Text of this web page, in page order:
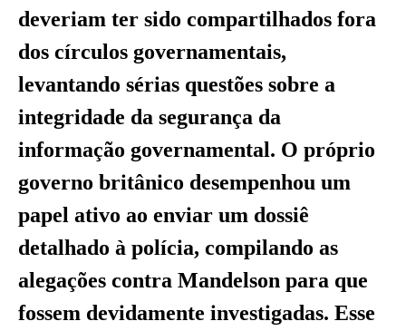
deveriam ter sido compartilhados fora
dos círculos governamentais,
levantando sérias questões sobre a
integridade da segurança da
informação governamental. O próprio
governo britânico desempenhou um
papel ativo ao enviar um dossiê
detalhado à polícia, compilando as
alegações contra Mandelson para que
fossem devidamente investigadas. Esse